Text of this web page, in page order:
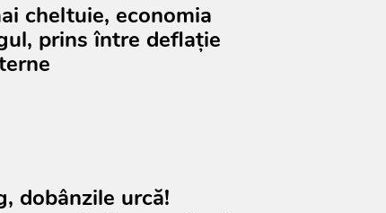
cheltuie, economia
prins între deflație
dobânzile urcă!